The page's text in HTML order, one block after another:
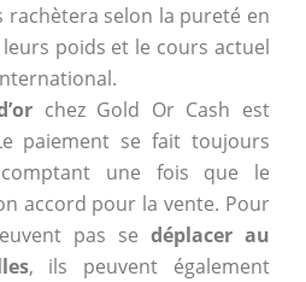
rachètera selon la pureté en
poids et le cours actuel
chez Gold Or Cash est
paiement se fait toujours
une fois que le
accord pour la vente. Pour
pas se déplacer au
, ils peuvent également